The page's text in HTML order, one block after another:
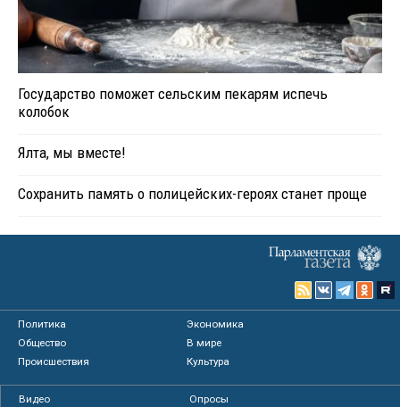
Государство поможет сельским пекарям испечь
колобок
Ялта, мы вместе!
Сохранить память о полицейских-героях станет проще
Политика
Экономика
Общество
В мире
Происшествия
Культура
Видео
Опросы